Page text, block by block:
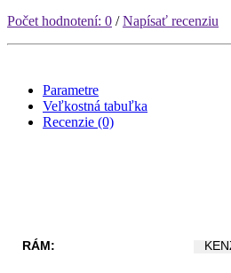
Počet hodnotení: 0 /Napísať recenziu
Parametre
Veľkostná tabuľka
Recenzie (0)
RÁM: